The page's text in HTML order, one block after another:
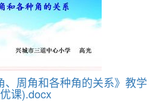
、周角和各种角的关系》教学
课).docx